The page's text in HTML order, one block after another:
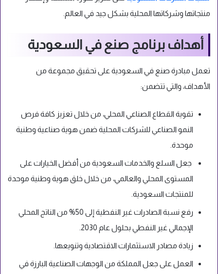
منتجاتها وشركاتها المحلية بشكل جيد في العالم.
أهداف برنامج صنع في السعودية
تعمل مبادرة صنع في السعودية على تحقيق مجموعة من
الأهداف، والتي تتضمن:
تقوية القطاع الصناعي المحلي، من خلال تعزيز كافة فرص
النمو الصناعي للشركات المحلية ضمن هوية صناعية وطنية
موحدة.
جعل السلع والخدمات السعودية من أفضل الخيارات على
المستوى المحلي والعالمي، من خلال خلق هوية وطنية موحدة
للمنتجات السعودية.
رفع نسبة الصادرات غير النفطية إلى 50% من الناتج المحلي
الإجمالي غير النفطي بحلول عام 2030.
زيادة مصادر الاستثمارات الاقتصادية وتنويعها.
العمل على جعل المملكة من الوجهات الصناعية البارزة في